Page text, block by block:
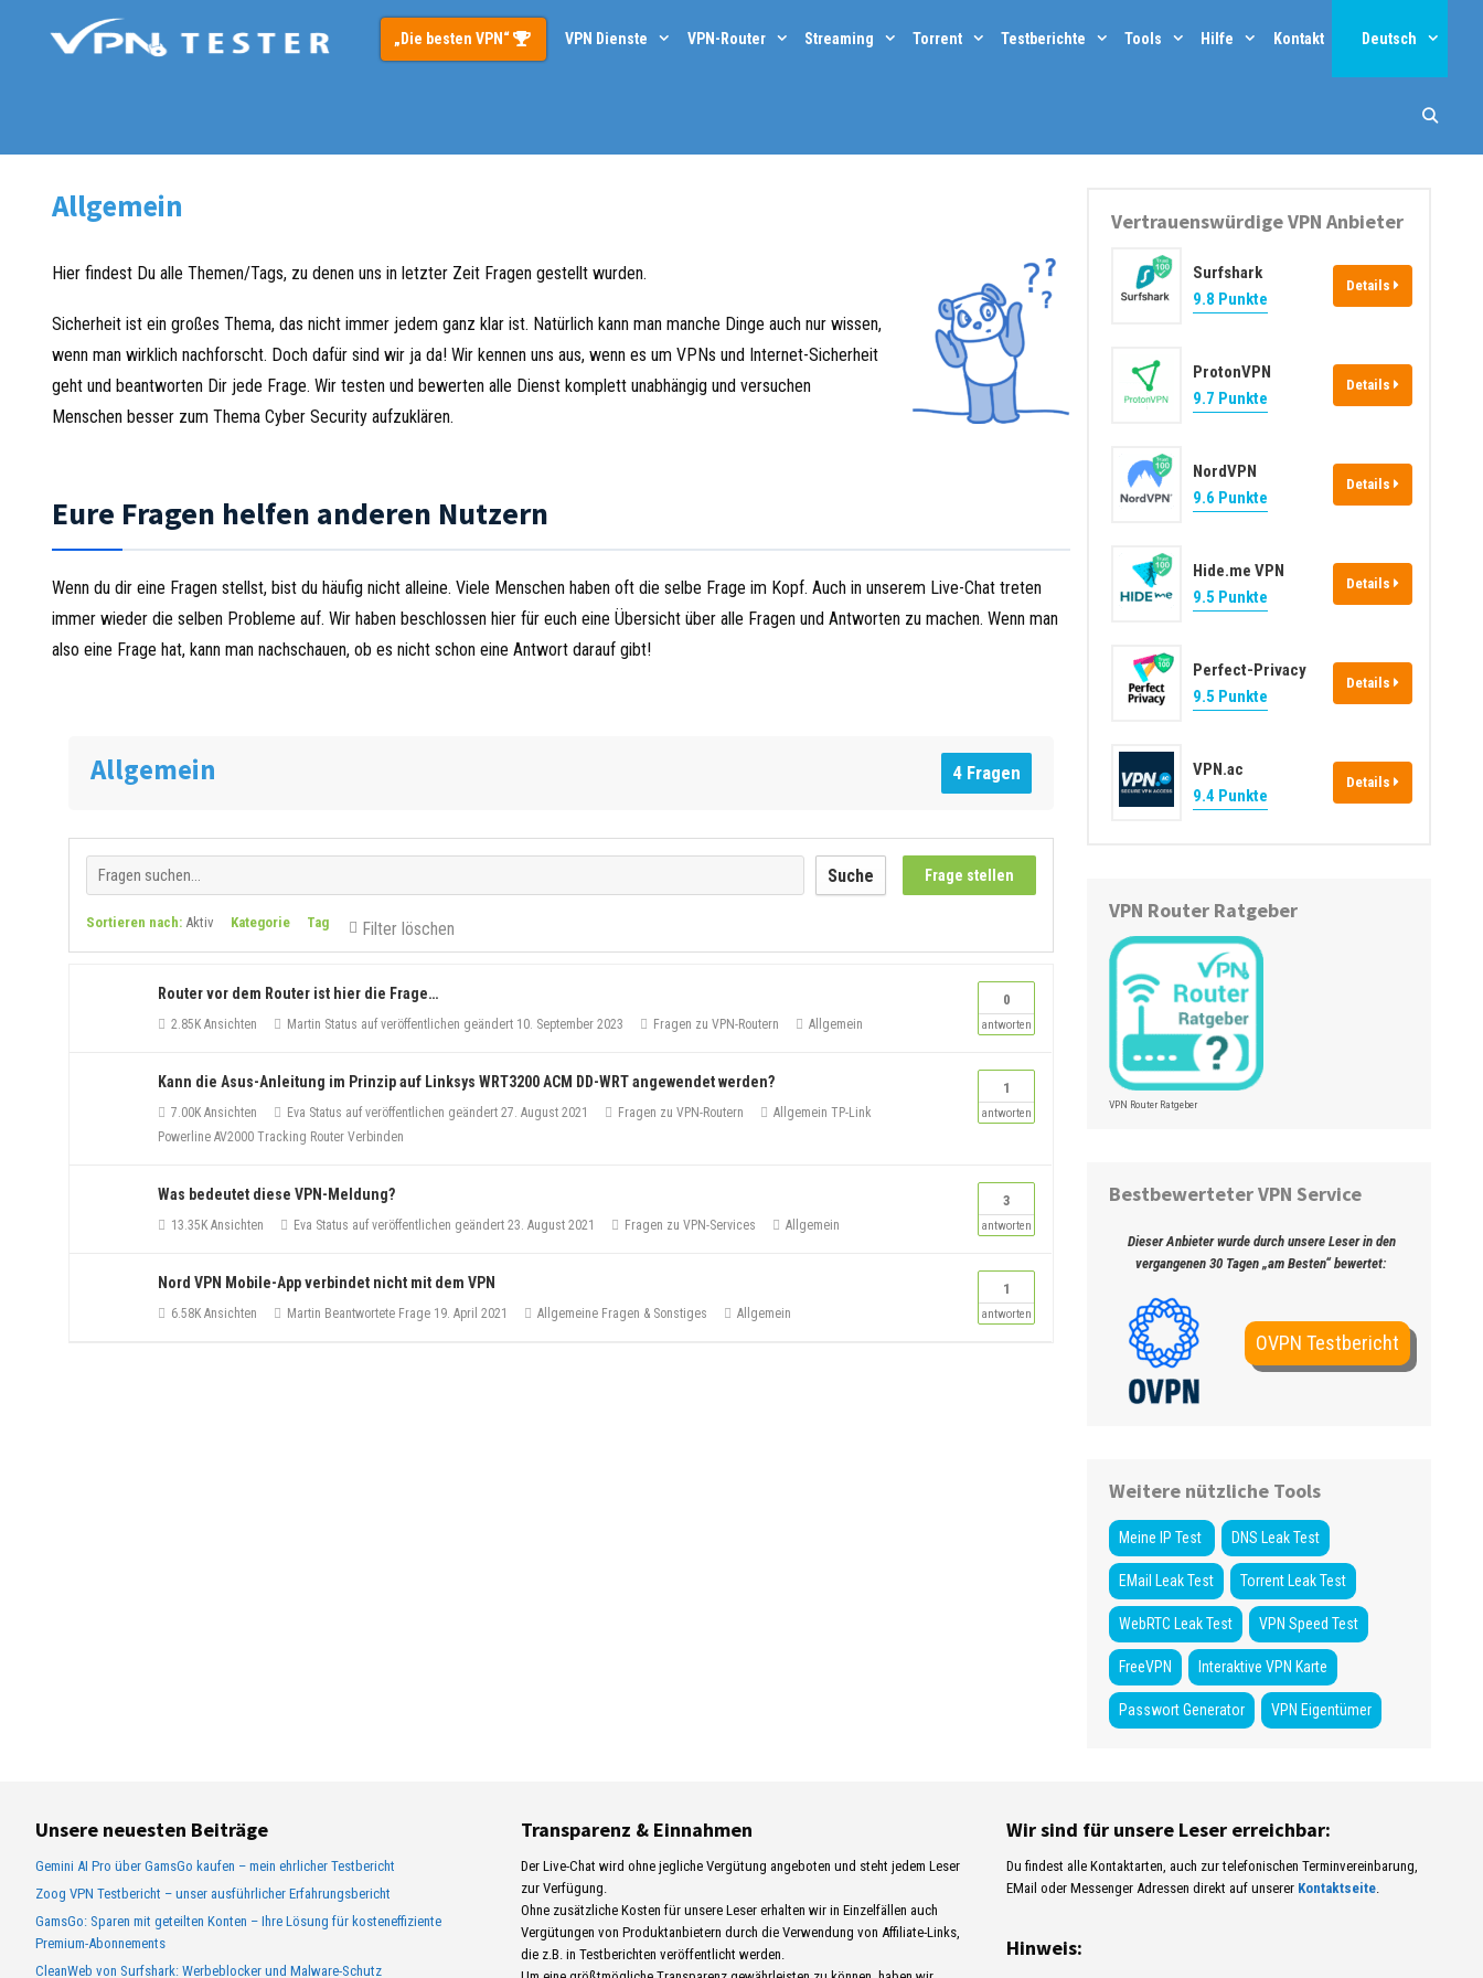
„Die besten VPN“ VPN Dienste VPN-Router Streaming Torrent Testberichte Tools Hilfe Kontakt Deutsch
Allgemein
Hier findest Du alle Themen/Tags, zu denen uns in letzter Zeit Fragen gestellt wurden.
Sicherheit ist ein großes Thema, das nicht immer jedem ganz klar ist. Natürlich kann man manche Dinge auch nur wissen,
wenn man wirklich nachforscht. Doch dafür sind wir ja da! Wir kennen uns aus, wenn es um VPNs und Internet-Sicherheit
geht und beantworten Dir jede Frage. Wir testen und bewerten alle Dienst komplett unabhängig und versuchen
Menschen besser zum Thema Cyber Security aufzuklären.
Eure Fragen helfen anderen Nutzern
Wenn du dir eine Fragen stellst, bist du häufig nicht alleine. Viele Menschen haben oft die selbe Frage im Kopf. Auch in unserem Live-Chat treten
immer wieder die selben Probleme auf. Wir haben beschlossen hier für euch eine Übersicht über alle Fragen und Antworten zu machen. Wenn man
also eine Frage hat, kann man nachschauen, ob es nicht schon eine Antwort darauf gibt!
Allgemein 4 Fragen
Frage stellen
Suche
Sortieren nach: Aktiv Kategorie Tag Filter löschen
0
antworten
Router vor dem Router ist hier die Frage…
2.85K Ansichten Martin Status auf veröffentlichen geändert 10. September 2023 Fragen zu VPN-Routern Allgemein
1
antworten
Kann die Asus-Anleitung im Prinzip auf Linksys WRT3200 ACM DD-WRT angewendet werden?
7.00K Ansichten Eva Status auf veröffentlichen geändert 27. August 2021 Fragen zu VPN-Routern Allgemein TP-Link
Powerline AV2000 Tracking Router Verbinden
3
antworten
Was bedeutet diese VPN-Meldung?
13.35K Ansichten Eva Status auf veröffentlichen geändert 23. August 2021 Fragen zu VPN-Services Allgemein
1
antworten
Nord VPN Mobile-App verbindet nicht mit dem VPN
6.58K Ansichten Martin Beantwortete Frage 19. April 2021 Allgemeine Fragen & Sonstiges Allgemein
Vertrauenswürdige VPN Anbieter
Surfshark
9.8 Punkte
Details
ProtonVPN
9.7 Punkte
Details
NordVPN
9.6 Punkte
Details
Hide.me VPN
9.5 Punkte
Details
Perfect-Privacy
9.5 Punkte
Details
VPN.ac
9.4 Punkte
Details
VPN Router Ratgeber
VPN Router Ratgeber
Bestbewerteter VPN Service
Dieser Anbieter wurde durch unsere Leser in den
vergangenen 30 Tagen „am Besten“ bewertet:
OVPN Testbericht
Weitere nützliche Tools
Meine IP Test DNS Leak Test
EMail Leak Test Torrent Leak Test
WebRTC Leak Test VPN Speed Test
FreeVPN Interaktive VPN Karte
Passwort Generator VPN Eigentümer
Unsere neuesten Beiträge
Gemini AI Pro über GamsGo kaufen – mein ehrlicher Testbericht
Zoog VPN Testbericht – unser ausführlicher Erfahrungsbericht
GamsGo: Sparen mit geteilten Konten – Ihre Lösung für kosteneffiziente
Premium-Abonnements
CleanWeb von Surfshark: Werbeblocker und Malware-Schutz
Transparenz & Einnahmen
Der Live-Chat wird ohne jegliche Vergütung angeboten und steht jedem Leser
zur Verfügung.
Ohne zusätzliche Kosten für unsere Leser erhalten wir in Einzelfällen auch
Vergütungen von Produktanbietern durch die Verwendung von Affiliate-Links,
die z.B. in Testberichten veröffentlicht werden.
Wir sind für unsere Leser erreichbar:
Du findest alle Kontaktarten, auch zur telefonischen Terminvereinbarung,
EMail oder Messenger Adressen direkt auf unserer Kontaktseite.
Hinweis: